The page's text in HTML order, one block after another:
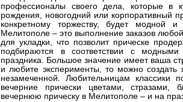
профессионалы своего дела, которые в
рождения, новогодний или корпоративный
конкретному торжеству, будет модной
Мелитополе – это выполнение заказов
для укладки, что позволит прическе
подбираются в соответствии с
праздника. Большое значение имеет ваша
и любите эксперименты, то можно
незамеченной. Любительницам классики
вечерние прически цветами, стразами,
вечернюю прическу в Мелитополе – и на